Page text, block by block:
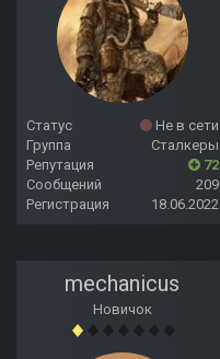
Статус
Не в сети
Группа
Сталкеры
Репутация
72
Сообщений
209
Регистрация
18.06.2022
mechanicus
Новичок